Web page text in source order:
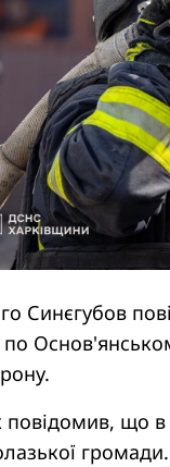
Синєгубов
повідомив, що в